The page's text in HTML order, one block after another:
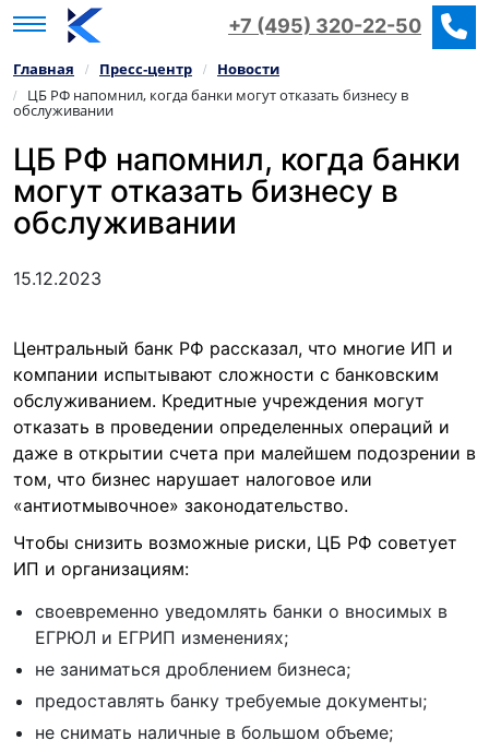
+7 (495) 320-22-50
Главная / Пресс‑центр / Новости
/ ЦБ РФ напомнил, когда банки могут отказать бизнесу в
обслуживании
ЦБ РФ напомнил, когда банки
могут отказать бизнесу в
обслуживании
15.12.2023
Центральный банк РФ рассказал, что многие ИП и
компании испытывают сложности с банковским
обслуживанием. Кредитные учреждения могут
отказать в проведении определенных операций и
даже в открытии счета при малейшем подозрении в
том, что бизнес нарушает налоговое или
«антиотмывочное» законодательство.
Чтобы снизить возможные риски, ЦБ РФ советует
ИП и организациям:
своевременно уведомлять банки о вносимых в
ЕГРЮЛ и ЕГРИП изменениях;
не заниматься дроблением бизнеса;
предоставлять банку требуемые документы;
не снимать наличные в большом объеме;